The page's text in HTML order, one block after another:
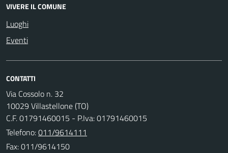
VIVERE IL COMUNE
Luoghi
Eventi
CONTATTI
Via Cossolo n. 32
10029 Villastellone (TO)
C.F. 01791460015 - P.Iva: 01791460015
Telefono:011/9614111
Fax: 011/9614150